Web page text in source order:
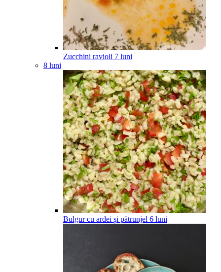
Zucchini ravioli 7 luni
8 luni
Bulgur cu ardei și pătrunjel 6 luni